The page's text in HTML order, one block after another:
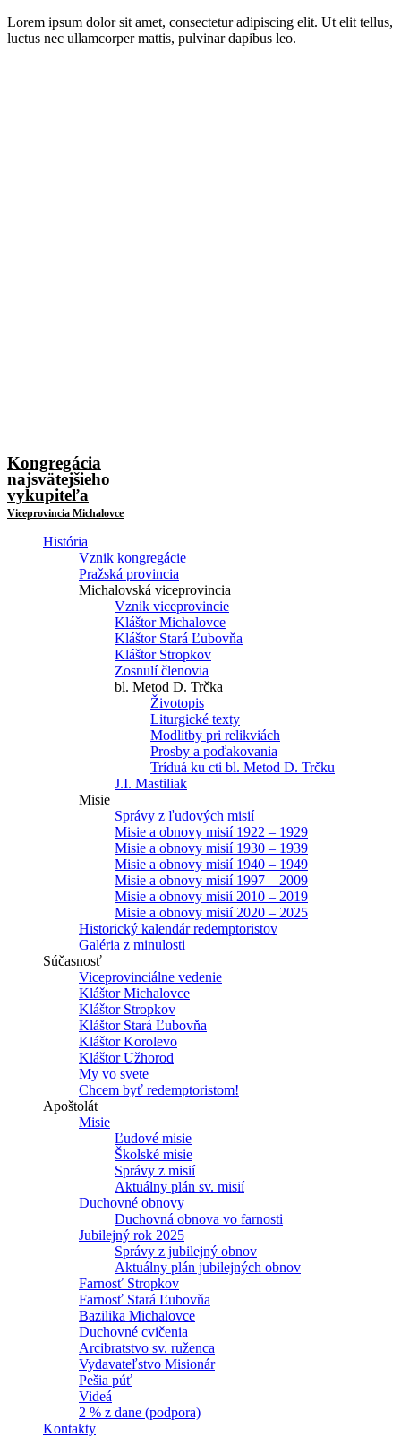
Lorem ipsum dolor sit amet, consectetur adipiscing elit. Ut elit tellus,
luctus nec ullamcorper mattis, pulvinar dapibus leo.
Kongregácia
najsvätejšieho
vykupiteľa
Viceprovincia Michalovce
História
Vznik kongregácie
Pražská provincia
Michalovská viceprovincia
Vznik viceprovincie
Kláštor Michalovce
Kláštor Stará Ľubovňa
Kláštor Stropkov
Zosnulí členovia
bl. Metod D. Trčka
Životopis
Liturgické texty
Modlitby pri relikviách
Prosby a poďakovania
Tríduá ku cti bl. Metod D. Trčku
J.I. Mastiliak
Misie
Správy z ľudových misií
Misie a obnovy misií 1922 – 1929
Misie a obnovy misií 1930 – 1939
Misie a obnovy misií 1940 – 1949
Misie a obnovy misií 1997 – 2009
Misie a obnovy misií 2010 – 2019
Misie a obnovy misií 2020 – 2025
Historický kalendár redemptoristov
Galéria z minulosti
Súčasnosť
Viceprovinciálne vedenie
Kláštor Michalovce
Kláštor Stropkov
Kláštor Stará Ľubovňa
Kláštor Korolevo
Kláštor Užhorod
My vo svete
Chcem byť redemptoristom!
Apoštolát
Misie
Ľudové misie
Školské misie
Správy z misií
Aktuálny plán sv. misií
Duchovné obnovy
Duchovná obnova vo farnosti
Jubilejný rok 2025
Správy z jubilejný obnov
Aktuálny plán jubilejných obnov
Farnosť Stropkov
Farnosť Stará Ľubovňa
Bazilika Michalovce
Duchovné cvičenia
Arcibratstvo sv. ruženca
Vydavateľstvo Misionár
Pešia púť
Videá
2 % z dane (podpora)
Kontakty